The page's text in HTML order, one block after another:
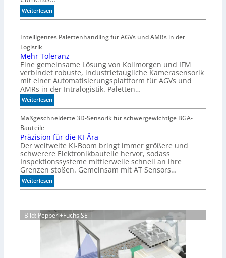
h
l
n
Weiterlesen:
H
g
s
p
e
e
d
i
m
A
u
a
r
i
u
m
Intelligentes Palettenhandling für AGVs und AMRs in der
Logistik
Mehr Toleranz
Eine gemeinsame Lösung von Kollmorgen und IFM
verbindet robuste, industrietaugliche Kamerasensorik
mit einer Automatisierungsplattform für AGVs und
AMRs in der Intralogistik. Paletten…
Weiterlesen:
M
e
r
T
o
l
e
r
a
Maßgeschneiderte 3D-Sensorik für schwergewichtige BGA-
Bauteile
Präzision für die KI-Ära
Der weltweite KI-Boom bringt immer größere und
schwerere Elektronikbauteile hervor, sodass
Inspektionssysteme mittlerweile schnell an ihre
Grenzen stoßen. Gemeinsam mit AT Sensors…
Weiterlesen:
P
z
Bild: Pepperl+Fuchs SE